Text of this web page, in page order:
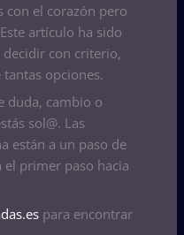
con el corazón pero
artículo ha sido
con criterio,
opciones.
duda, cambio o
sol@. Las
están a un paso de
primer paso hacia
para encontrar